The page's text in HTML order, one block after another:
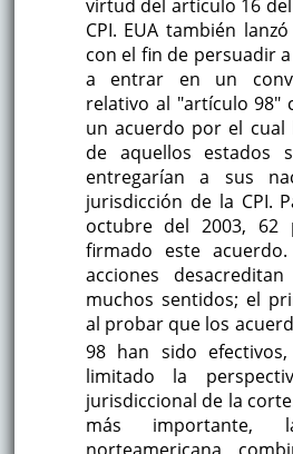
virtud del artículo 16
CPI. EUA también
con el fin de persuadir
a entrar en un
relativo al "artículo 98"
un acuerdo por el cual
de aquellos estados
entregarían a sus
jurisdicción de la CPI.
octubre del 2003, 62
firmado este
acciones
muchos sentidos; el
al probar que los
98 han sido efectivos,
limitado la
jurisdiccional de la
más importante,